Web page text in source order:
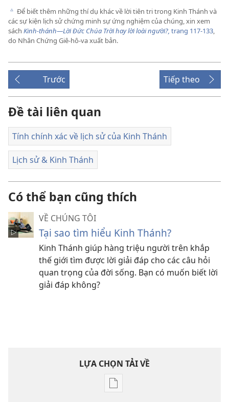
c Để biết thêm những thí dụ khác về lời tiên tri trong Kinh Thánh và
các sự kiện lịch sử chứng minh sự ứng nghiệm của chúng, xin xem
sách Kinh-thánh—Lời Đức Chúa Trời hay lời loài người?, trang 117-133,
do Nhân Chứng Giê-hô-va xuất bản.
Trước Tiếp theo
Đề tài liên quan
Tính chính xác về lịch sử của Kinh Thánh
Lịch sử & Kinh Thánh
Có thể bạn cũng thích
VỀ CHÚNG TÔI
Tại sao tìm hiểu Kinh Thánh?
Kinh Thánh giúp hàng triệu người trên khắp
thế giới tìm được lời giải đáp cho các câu hỏi
quan trọng của đời sống. Bạn có muốn biết lời
giải đáp không?
LỰA CHỌN TẢI VỀ
Tùy